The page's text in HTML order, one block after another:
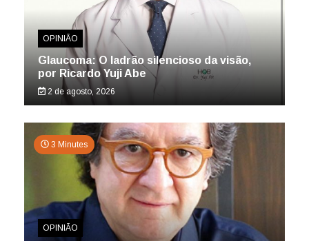
OPINIÃO
Glaucoma: O ladrão silencioso da visão,
por Ricardo Yuji Abe
2 de agosto, 2026
3 Minutes
OPINIÃO